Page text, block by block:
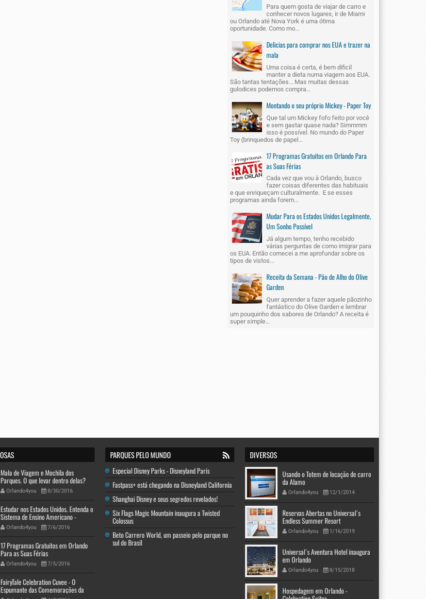
Para quem gosta de viajar de carro e
conhecer novos lugares, ir de Miami
ou Orlando até Nova York é uma ótima
oportunidade. Como mo...
Delicias para comprar nos EUA e trazer na
mala
Uma coisa é certa, é bem dificil
manter a dieta numa viagem aos EUA.
São tantas tentações... Mas muitas dessas
gulodices podemos compra...
Montando o seu próprio Mickey - Paper Toy
Que tal um Mickey fofo feito por você
e sem gastar quase nada? Simmmm
isso é possível. No mundo do Paper
Toy (brinquedos de papel...
17 Programas Gratuitos em Orlando Para
as Suas Férias
Cada vez que vou à Orlando, busco
fazer coisas diferentes das habituais
e que enriqueçam culturalmente. E se esses
programas ainda forem...
Mudar Para os Estados Unidos Legalmente,
Um Sonho Possível
Já algum tempo, tenho recebido
várias perguntas de como imigrar para
os EUA. Então comecei a me aprofundar sobre os
tipos de vistos...
Receita da Semana - Pão de Alho do Olive
Garden
Quer aprender a fazer aquele pãozinho
fantástico do Olive Garden e lembrar
um pouquinho dos sabores de Orlando? A receita é
super simple...
Mala de Viagem e Mochila dos
Parques. O que levar dentro delas?
Orlando4you 8/30/2016
Estudar nos Estados Unidos. Entenda o
Sistema de Ensino Americano -
Descobrindo a América
Orlando4you 7/6/2016
17 Programas Gratuitos em Orlando
Para as Suas Férias
Orlando4you 7/5/2016
FairyTale Celebration Cuvee - O
Espumante das Comemorações da
PARQUES PELO MUNDO
Especial Disney Parks - Disneyland Paris
Fastpass+ está chegando na Disneyland California
Shanghai Disney e seus segredos revelados!
Six Flags Magic Mountain inaugura a Twisted
Colossus
Beto Carrero World, um passeio pelo parque no
sul do Brasil
DIVERSOS
Usando o Totem de locação de carro
da Alamo
Orlando4you 12/1/2014
Reservas Abertas no Universal´s
Endless Summer Resort
Orlando4you 1/16/2019
Universal´s Aventura Hotel inaugura
em Orlando
Orlando4you 8/15/2018
Hospedagem em Orlando -